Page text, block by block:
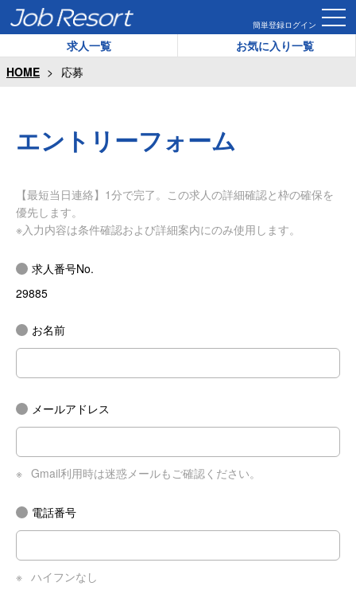
簡単登録ログイン
求人一覧
お気に入り一覧
HOME
応募
エントリーフォーム
【最短当日連絡】1分で完了。この求人の詳細確認と枠の確保を
優先します。
※入力内容は条件確認および詳細案内にのみ使用します。
求人番号No.
29885
お名前
メールアドレス
※ Gmail利用時は迷惑メールもご確認ください。
電話番号
※ ハイフンなし